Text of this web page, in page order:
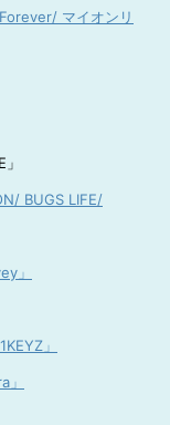
マイオンリ
BUGS LIFE/
」
」